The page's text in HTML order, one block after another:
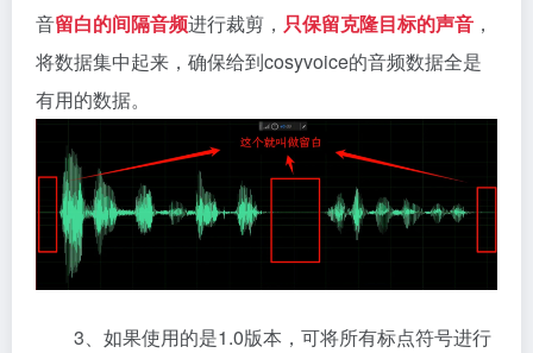
音留白的间隔音频进行裁剪， 只保留克隆目标的声音 ，
将数据集中起来，确保给到cosyvoice的音频数据全是
有用的数据。
3、如果使用的是1.0版本，可将所有标点符号进行